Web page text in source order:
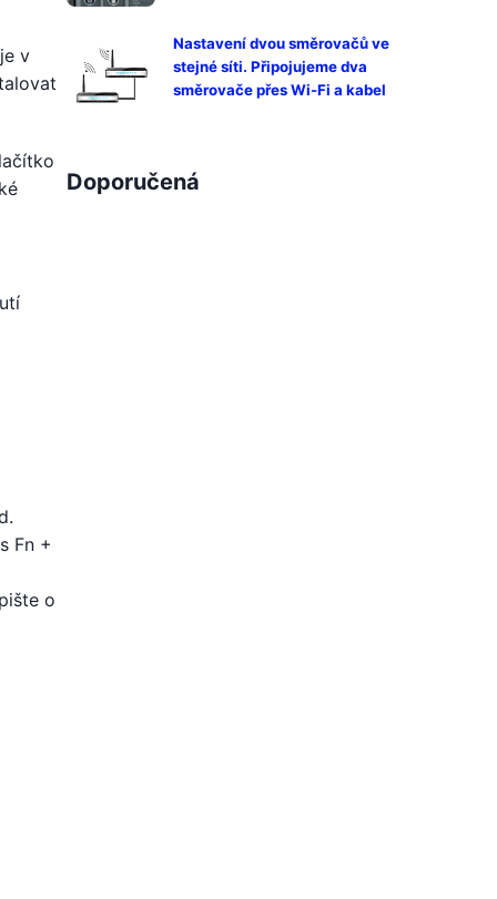
v
Fn +
o
Nastavení dvou směrovačů ve
stejné síti. Připojujeme dva
směrovače přes Wi-Fi a kabel
Doporučená